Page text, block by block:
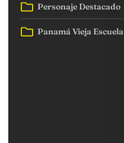
Personaje Destacado
Panamá Vieja Escuela